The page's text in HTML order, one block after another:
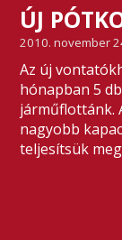
ÚJ
2010. november
Az új
hónapban 5
járműflottánk.
nagyobb
teljesítsük